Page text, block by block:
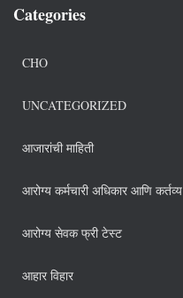
Categories
CHO
UNCATEGORIZED
आजारांची माहिती
आरोग्य कर्मचारी अधिकार आणि कर्तव्य
आरोग्य सेवक फ्री टेस्ट
आहार विहार